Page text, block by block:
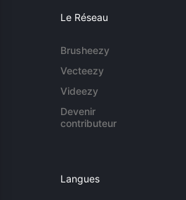
Le Réseau
Brusheezy
Vecteezy
Videezy
Devenir
contributeur
Langues